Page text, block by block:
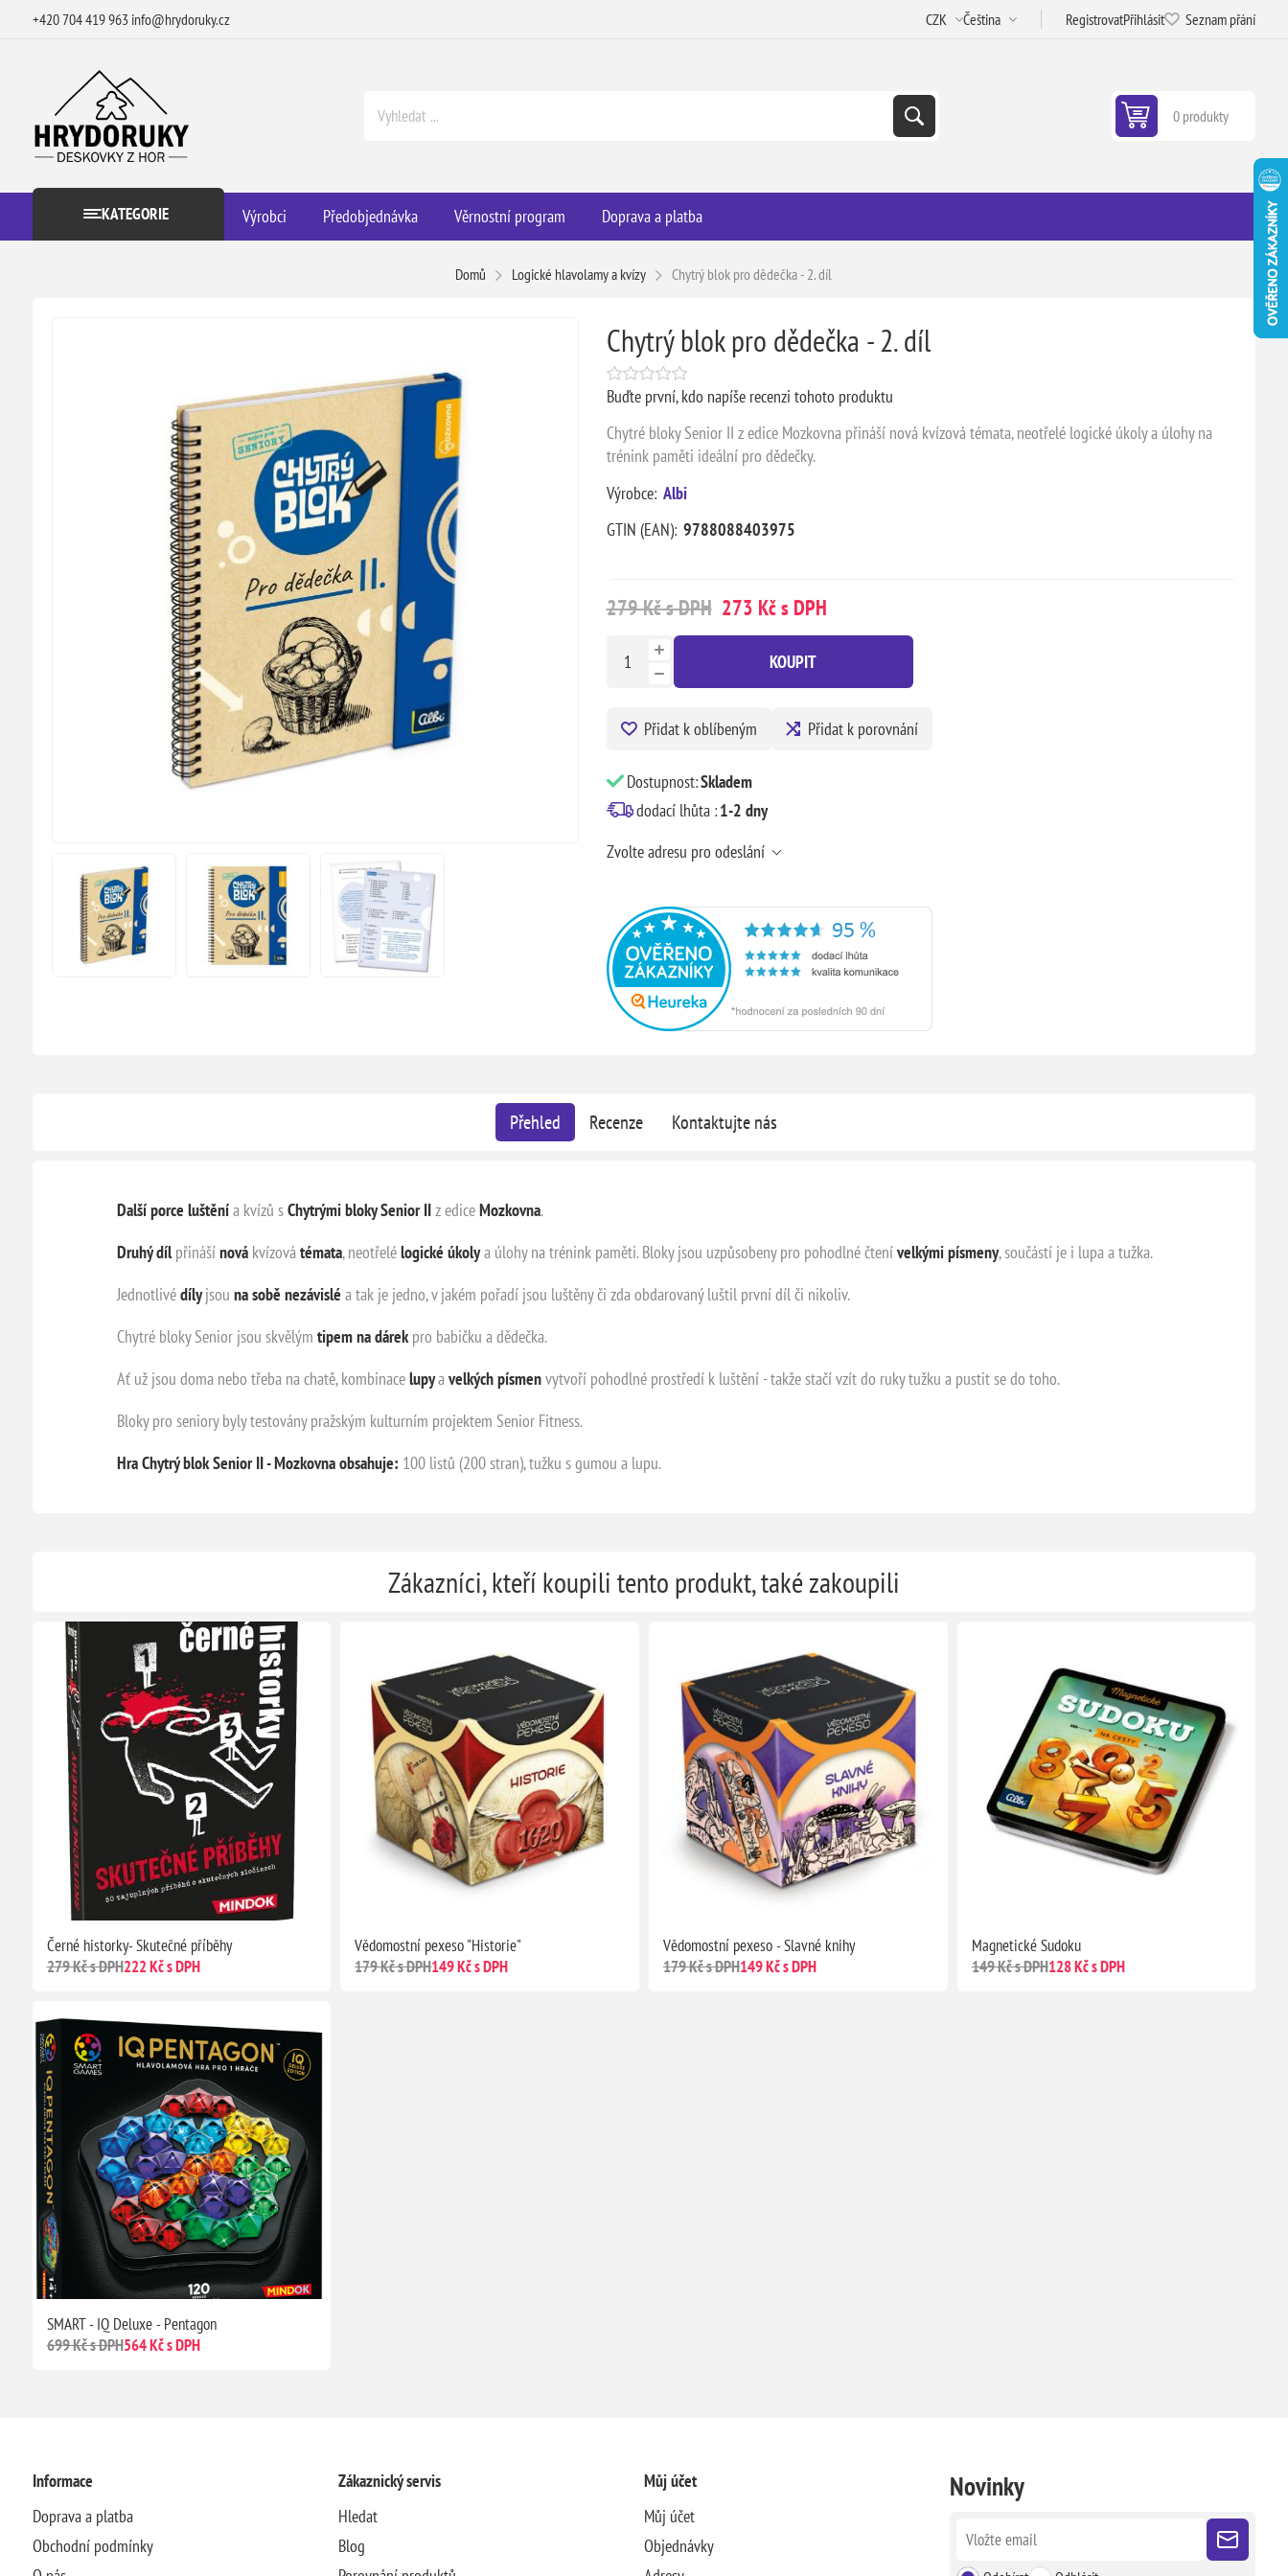
+420 704 419 963 info@hrydoruky.cz RegistrovatPřihlásit Seznam přání
0 produkty
KATEGORIE Výrobci Předobjednávka Věrnostní program Doprava a platba
Domů Logické hlavolamy a kvízy Chytrý blok pro dědečka - 2. díl
Chytrý blok pro dědečka - 2. díl
Buďte první, kdo napíše recenzi tohoto produktu
Chytré bloky Senior II z edice Mozkovna přináší nová kvízová témata, neotřelé logické úkoly a úlohy na
trénink paměti ideální pro dědečky.
Výrobce: Albi
GTIN (EAN): 9788088403975
279 Kč s DPH 273 Kč s DPH
KOUPIT
Přidat k oblíbeným Přidat k porovnání
Dostupnost:Skladem
dodací lhůta :1-2 dny
Zvolte adresu pro odeslání
Přehled Recenze Kontaktujte nás
Další porce luštěnía kvízů sChytrými bloky Senior IIz ediceMozkovna.
Druhý dílpřinášínová kvízovátémata, neotřelélogické úkolya úlohy na trénink paměti. Bloky jsou uzpůsobeny pro pohodlné čtenívelkými písmeny, součástí je i lupa a tužka.
Jednotlivédílyjsou na sobě nezávislé a tak je jedno, v jakém pořadí jsou luštěny či zda obdarovaný luštil první díl či nikoliv.
Chytré bloky Senior jsou skvělým tipem na dárekpro babičku a dědečka.
Ať už jsou doma nebo třeba na chatě, kombinacelupyavelkých písmenvytvoří pohodlné prostředí k luštění - takže stačí vzít do ruky tužku a pustit se do toho.
Bloky pro seniory byly testovány pražským kulturním projektem Senior Fitness.
Hra Chytrý blok Senior II - Mozkovna obsahuje: 100 listů (200 stran), tužku s gumou a lupu.
Zákazníci, kteří koupili tento produkt, také zakoupili
Černé historky- Skutečné příběhy
279 Kč s DPH222 Kč s DPH
Vědomostní pexeso "Historie"
179 Kč s DPH149 Kč s DPH
Vědomostní pexeso - Slavné knihy
179 Kč s DPH149 Kč s DPH
Magnetické Sudoku
149 Kč s DPH128 Kč s DPH
SMART - IQ Deluxe - Pentagon
699 Kč s DPH564 Kč s DPH
Informace
Doprava a platba
Obchodní podmínky
Zákaznický servis
Hledat
Blog
Můj účet
Můj účet
Objednávky
Novinky